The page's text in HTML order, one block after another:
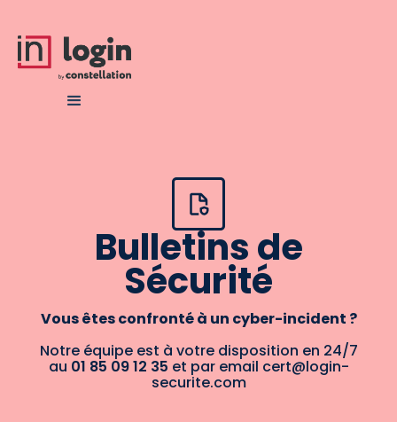
Bulletins de
Sécurité
Vous êtes confronté à un cyber-incident ?
Notre équipe est à votre disposition en 24/7
au 01 85 09 12 35 et par email cert@login-
securite.com